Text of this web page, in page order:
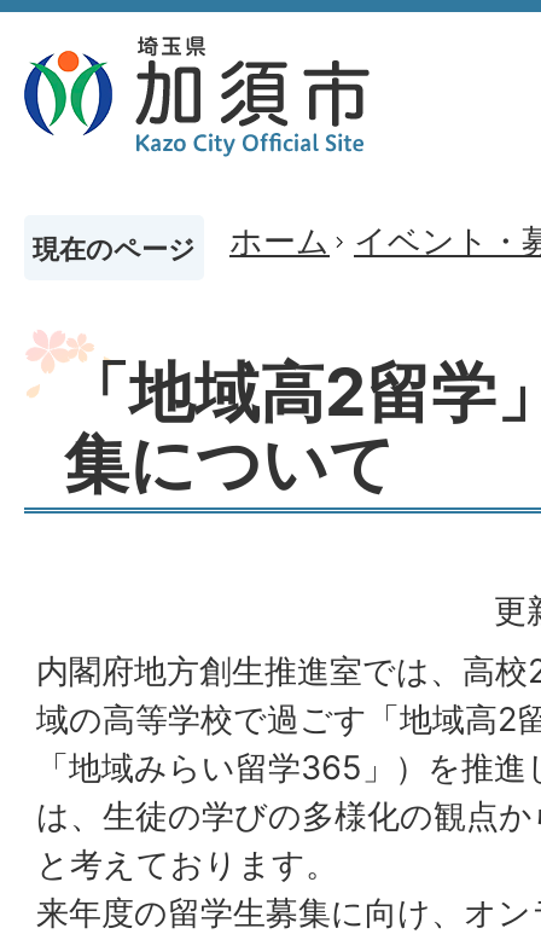
現在のページ ホーム イベント・
「地域高2留学
集について
更
内閣府地方創生推進室では、高
域の高等学校で過ごす「地域高2
「地域みらい留学365」）を推
は、生徒の学びの多様化の観点
と考えております。
来年度の留学生募集に向け、オ